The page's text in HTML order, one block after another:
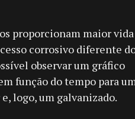
proporcionam maior
corrosivo diferente
observar um gráfico
função do tempo para
logo, um galvanizado.